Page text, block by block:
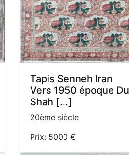
Tapis Senneh Iran
Vers 1950 époque Du
Shah [...]
20ème siècle
Prix: 5000 €